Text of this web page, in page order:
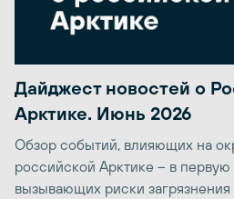
Дайджест новостей о
Арктике. Июнь 2026
Обзор событий, влияющих на
российской Арктике – в первую
вызывающих риски